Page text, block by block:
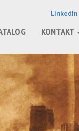
Linkedin
KONTAKT